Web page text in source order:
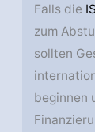
Falls die
zum
sollten
beginnen